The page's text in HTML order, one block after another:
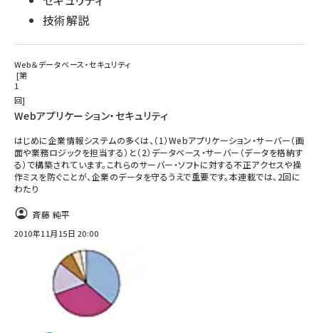
技術解説
Web＆データベース・セキュリティ
第
1
回
Webアプリケーション・セキュリティ
はじめに企業情報システムの多くは、（1）Webアプリケーション・サーバー（画
面や業務ロジックを担当する）と（2）データベース・サーバー（データを格納す
る）で構築されています。これらのサーバー・ソフトに対する不正アクセスや操
作ミスを防ぐことが、企業のデータを守るうえで重要です。本連載では、2回に
わたり
斉藤 純平
2010年11月15日 20:00